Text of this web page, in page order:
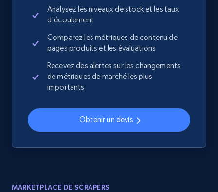
Analysez les niveaux de stock et les taux
d'écoulement
Comparez les métriques de contenu de
pages produits et les évaluations
Recevez des alertes sur les changements
de métriques de marché les plus
importants
Obtenir un devis
MARKETPLACE DE SCRAPERS